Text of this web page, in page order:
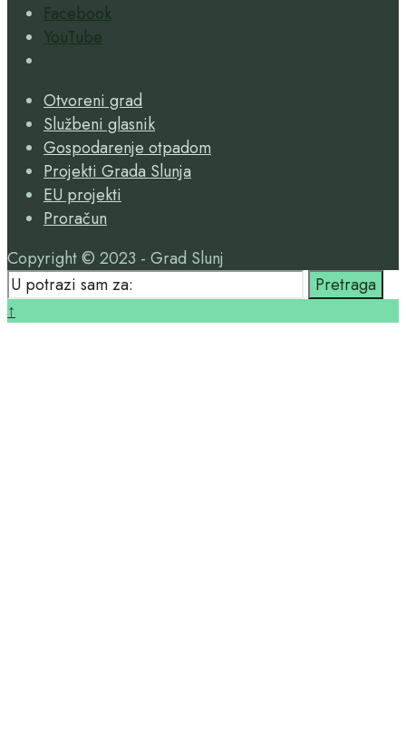
Facebook
YouTube
Window
Otvoreni grad
Službeni glasnik
Gospodarenje otpadom
Projekti Grada Slunja
EU projekti
Proračun
Copyright © 2023 - Grad Slunj
Search
for:
Pretraga
Close
↑